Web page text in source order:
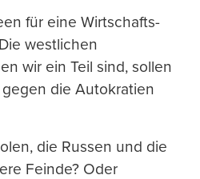
für eine Wirtschafts-
westlichen
wir ein Teil sind, sollen
die Autokratien
die Russen und die
Feinde? Oder